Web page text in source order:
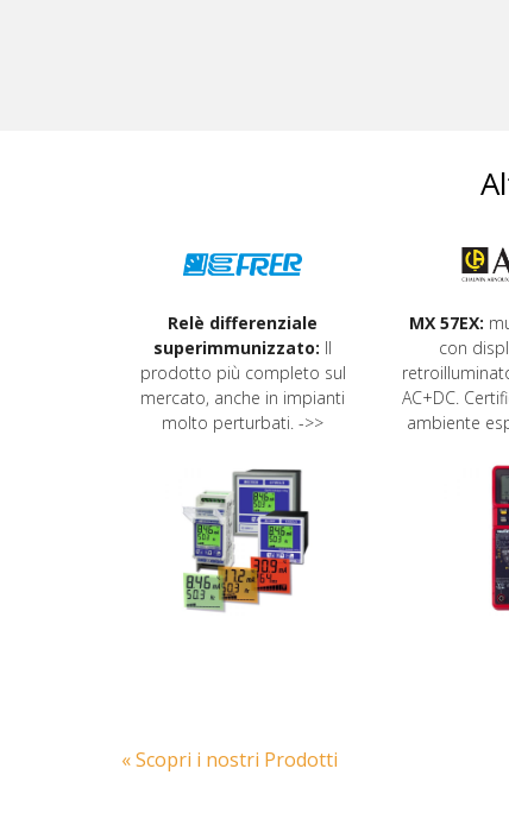
Relè differenziale
superimmunizzato: Il
prodotto più completo sul
mercato, anche in impianti
molto perturbati. ->>
MX 57EX:
con
AC+DC.
ambiente
« Scopri i nostri Prodotti